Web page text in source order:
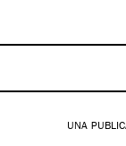
UNA